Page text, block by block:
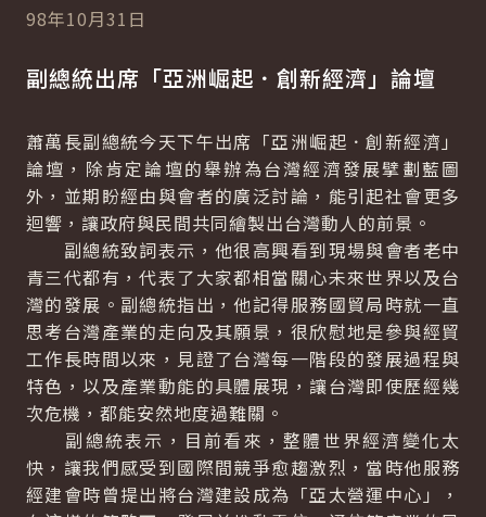
98年10月31日
副總統出席「亞洲崛起．創新經濟」論壇
蕭萬長副總統今天下午出席「亞洲崛起．創新經濟」
論壇，除肯定論壇的舉辦為台灣經濟發展擘劃藍圖
外，並期盼經由與會者的廣泛討論，能引起社會更多
迴響，讓政府與民間共同繪製出台灣動人的前景。
副總統致詞表示，他很高興看到現場與會者老中
青三代都有，代表了大家都相當關心未來世界以及台
灣的發展。副總統指出，他記得服務國貿局時就一直
思考台灣產業的走向及其願景，很欣慰地是參與經貿
工作長時間以來，見證了台灣每一階段的發展過程與
特色，以及產業動能的具體展現，讓台灣即使歷經幾
次危機，都能安然地度過難關。
副總統表示，目前看來，整體世界經濟變化太
快，讓我們感受到國際間競爭愈趨激烈，當時他服務
經建會時曾提出將台灣建設成為「亞太營運中心」，